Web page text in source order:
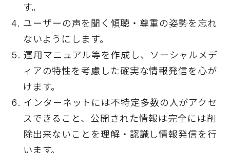
す。
ユーザーの声を聞く傾聴・尊重の姿勢を忘れ
ないようにします。
運用マニュアル等を作成し、ソーシャルメデ
ィアの特性を考慮した確実な情報発信を心が
けます。
インターネットには不特定多数の人がアクセ
スできること、公開された情報は完全には削
除出来ないことを理解・認識し情報発信を行
います。